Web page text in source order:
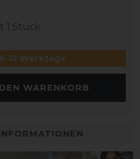
1 Stück
10 Werktage
WARENKORB